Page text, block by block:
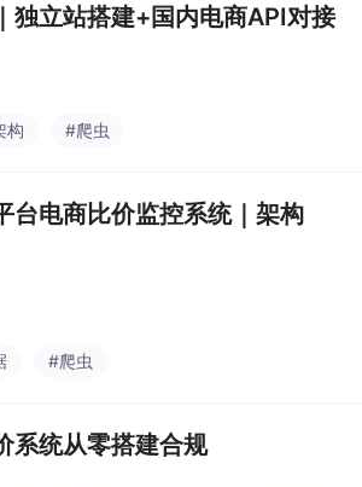
独立站搭建+国内电商API对接
构 #爬虫
台电商比价监控系统｜架构
#爬虫
系统从零搭建合规